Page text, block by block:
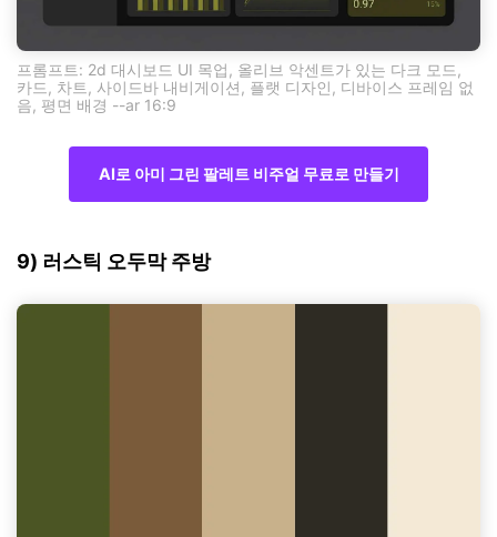
프롬프트: 2d 대시보드 UI 목업, 올리브 악센트가 있는 다크 모드,
카드, 차트, 사이드바 내비게이션, 플랫 디자인, 디바이스 프레임 없
음, 평면 배경 --ar 16:9
AI로 아미 그린 팔레트 비주얼 무료로 만들기
9) 러스틱 오두막 주방